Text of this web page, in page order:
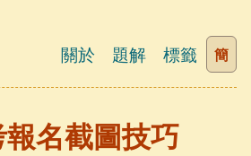
關於 題解 標籤 簡
名截圖技巧